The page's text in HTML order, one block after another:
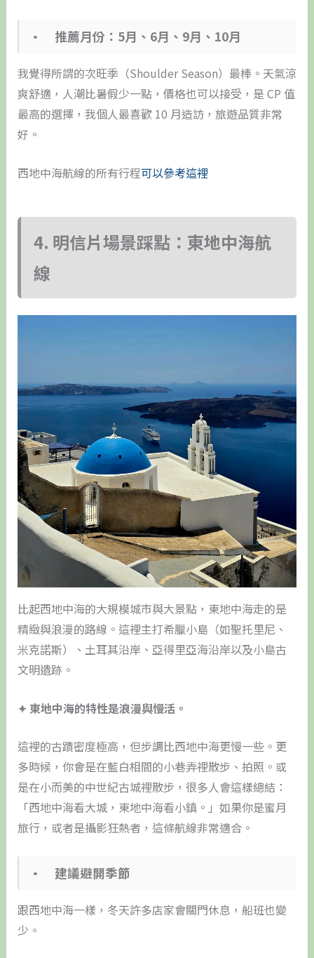
• 推薦月份：5月、6月、9月、10月
我覺得所謂的次旺季（Shoulder Season）最棒。天氣涼
爽舒適，人潮比暑假少一點，價格也可以接受，是 CP 值
最高的選擇，我個人最喜歡 10 月造訪，旅遊品質非常
好。
西地中海航線的所有行程可以參考這裡
4. 明信片場景踩點：東地中海航
線
比起西地中海的大規模城市與大景點，東地中海走的是
精緻與浪漫的路線。這裡主打希臘小島（如聖托里尼、
米克諾斯）、土耳其沿岸、亞得里亞海沿岸以及小島古
文明遺跡。
✦ 東地中海的特性是浪漫與慢活。
這裡的古蹟密度極高，但步調比西地中海更慢一些。更
多時候，你會是在藍白相間的小巷弄裡散步、拍照。或
是在小而美的中世紀古城裡散步，很多人會這樣總結：
「西地中海看大城，東地中海看小鎮。」如果你是蜜月
旅行，或者是攝影狂熱者，這條航線非常適合。
• 建議避開季節
跟西地中海一樣，冬天許多店家會關門休息，船班也變
少。